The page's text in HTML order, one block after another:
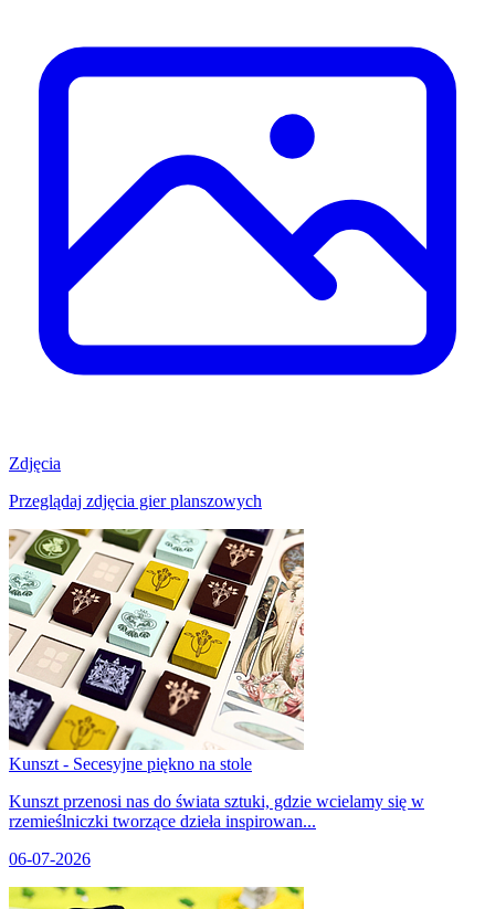
Zdjęcia
Przeglądaj zdjęcia gier planszowych
Kunszt - Secesyjne piękno na stole
Kunszt przenosi nas do świata sztuki, gdzie wcielamy się w
rzemieślniczki tworzące dzieła inspirowan...
06-07-2026